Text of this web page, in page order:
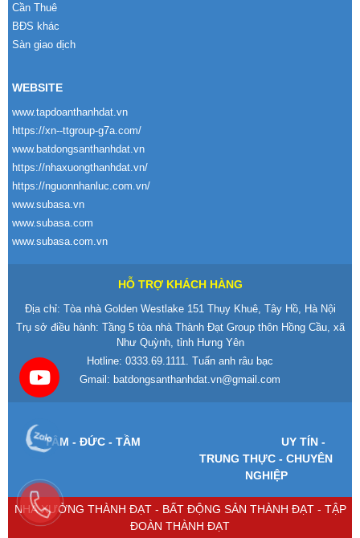
Cần Thuê
BĐS khác
Sàn giao dịch
WEBSITE
www.tapdoanthanhdat.vn
https://xn--ttgroup-g7a.com/
www.batdongsanthanhdat.vn
https://nhaxuongthanhdat.vn/
https://nguonnhanluc.com.vn/
www.subasa.vn
www.subasa.com
www.subasa.com.vn
HỖ TRỢ KHÁCH HÀNG
Địa chỉ: Tòa nhà Golden Westlake 151 Thụy Khuê, Tây Hồ, Hà Nội
Trụ sở điều hành: Tầng 5 tòa nhà Thành Đạt Group thôn Hồng Cầu, xã
Như Quỳnh, tỉnh Hưng Yên
Hotline: 0333.69.1111. Tuấn anh râu bạc
Gmail: batdongsanthanhdat.vn@gmail.com
TÂM - ĐỨC - TẦM UY TÍN -
TRUNG THỰC - CHUYÊN
NGHIỆP
NHÀ XƯỞNG THÀNH ĐẠT - BẤT ĐỘNG SẢN THÀNH ĐẠT - TẬP
ĐOÀN THÀNH ĐẠT